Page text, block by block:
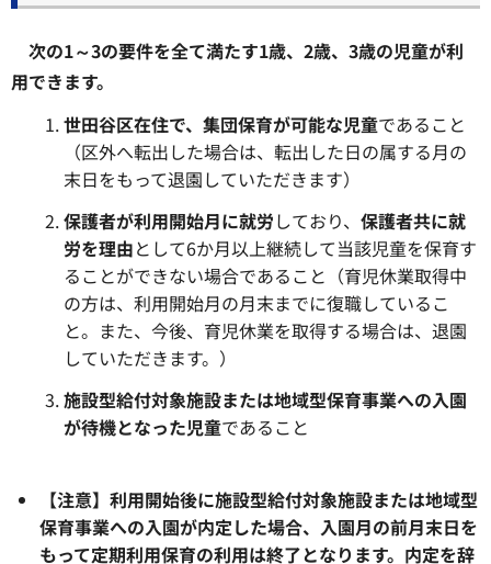
次の1～3の要件を全て満たす1歳、2歳、3歳の児童が利
用できます。
世田谷区在住で、集団保育が可能な児童であること
（区外へ転出した場合は、転出した日の属する月の
末日をもって退園していただきます）
保護者が利用開始月に就労しており、 保護者共に就
労を理由として6か月以上継続して当該児童を保育す
ることができない場合であること（育児休業取得中
の方は、利用開始月の月末までに復職しているこ
と。また、今後、育児休業を取得する場合は、退園
していただきます。）
施設型給付対象施設または地域型保育事業への入園
が待機となった児童であること
【注意】利用開始後に施設型給付対象施設または地域型
保育事業への入園が内定した場合、入園月の前月末日を
もって定期利用保育の利用は終了となります。内定を辞